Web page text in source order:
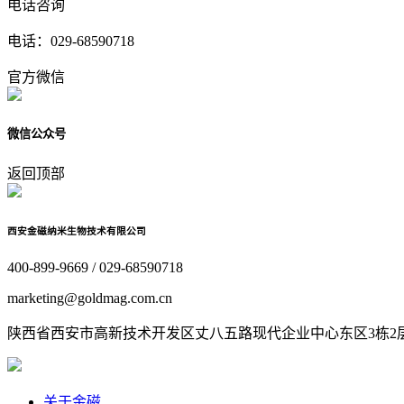
电话咨询
电话： 029-68590718
官方微信
微信公众号
返回顶部
西安金磁纳米生物技术有限公司
400-899-9669 / 029-68590718
marketing@goldmag.com.cn
陕西省西安市高新技术开发区丈八五路现代企业中心东区3栋2